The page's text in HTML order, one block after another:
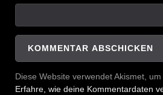
Diese Website verwendet Akismet,
Erfahre, wie deine Kommentardaten